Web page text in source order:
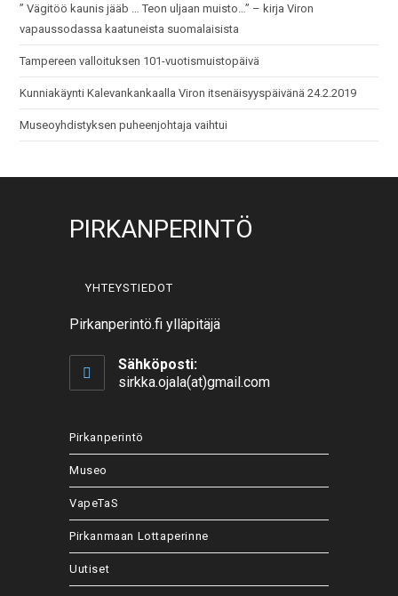
” Vägitöö kaunis jääb … Teon uljaan muisto…” – kirja Viron
vapaussodassa kaatuneista suomalaisista
Tampereen valloituksen 101-vuotismuistopäivä
Kunniakäynti Kalevankankaalla Viron itsenäisyyspäivänä 24.2.2019
Museoyhdistyksen puheenjohtaja vaihtui
PIRKANPERINTÖ
YHTEYSTIEDOT
Pirkanperintö.fi ylläpitäjä
Sähköposti:
sirkka.ojala(at)gmail.com
Pirkanperintö
Museo
VapeTaS
Pirkanmaan Lottaperinne
Uutiset